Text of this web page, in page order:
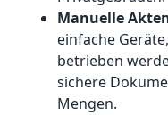
Manuelle
einfache
betrieben
sichere
Mengen.